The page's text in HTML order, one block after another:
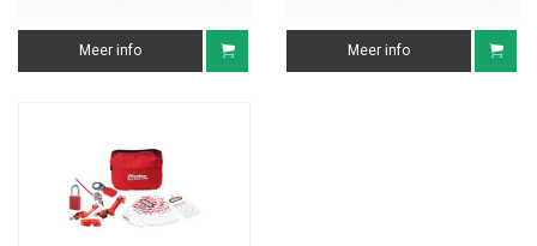
Meer info Meer info